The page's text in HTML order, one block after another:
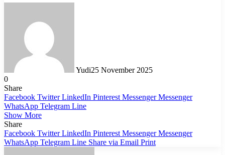
Yudi25 November 2025
0
Share
Facebook Twitter LinkedIn Pinterest Messenger Messenger
WhatsApp Telegram Line
Show More
Share
Facebook Twitter LinkedIn Pinterest Messenger Messenger
WhatsApp Telegram Line Share via Email Print